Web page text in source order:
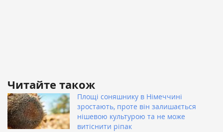
Читайте також
Площі соняшнику в Німеччині
зростають, проте він залишається
нішевою культурою та не може
витіснити ріпак